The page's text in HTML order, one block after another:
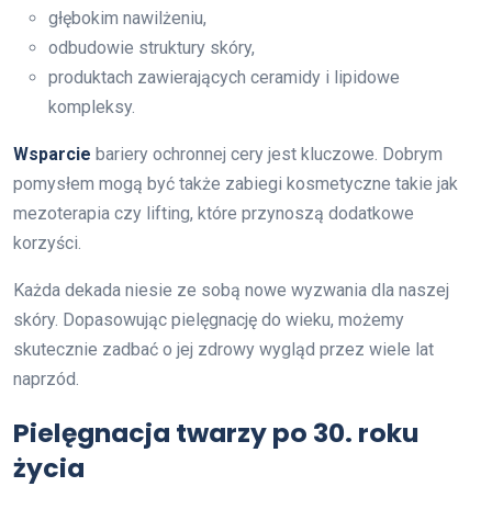
głębokim nawilżeniu,
odbudowie struktury skóry,
produktach zawierających ceramidy i lipidowe
kompleksy.
Wsparcie bariery ochronnej cery jest kluczowe. Dobrym
pomysłem mogą być także zabiegi kosmetyczne takie jak
mezoterapia czy lifting, które przynoszą dodatkowe
korzyści.
Każda dekada niesie ze sobą nowe wyzwania dla naszej
skóry. Dopasowując pielęgnację do wieku, możemy
skutecznie zadbać o jej zdrowy wygląd przez wiele lat
naprzód.
Pielęgnacja twarzy po 30. roku
życia